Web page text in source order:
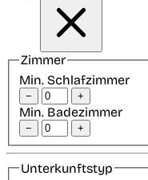
Zimmer
Min. Schlafzimmer
− +
Min. Badezimmer
− +
Unterkunftstyp